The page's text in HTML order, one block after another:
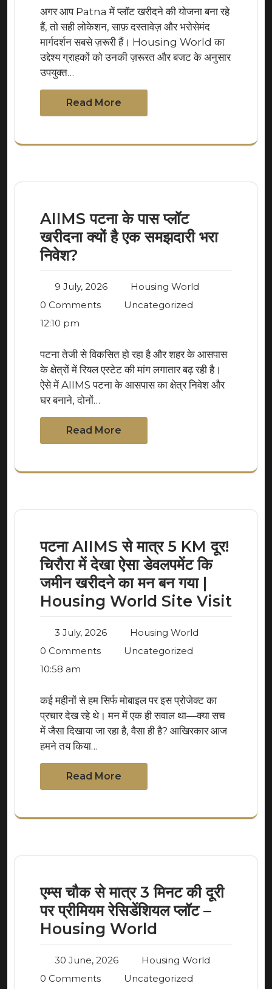
अगर आप Patna में प्लॉट खरीदने की योजना बना रहे
हैं, तो सही लोकेशन, साफ़ दस्तावेज़ और भरोसेमंद
मार्गदर्शन सबसे ज़रूरी हैं। Housing World का
उद्देश्य ग्राहकों को उनकी ज़रूरत और बजट के अनुसार
उपयुक्त…
Read More
AIIMS पटना के पास प्लॉट
खरीदना क्यों है एक समझदारी भरा
निवेश?
9 July, 2026
Housing World
0 Comments
Uncategorized
12:10 pm
पटना तेजी से विकसित हो रहा है और शहर के आसपास
के क्षेत्रों में रियल एस्टेट की मांग लगातार बढ़ रही है।
ऐसे में AIIMS पटना के आसपास का क्षेत्र निवेश और
घर बनाने, दोनों…
Read More
पटना AIIMS से मात्र 5 KM दूर!
चिरौरा में देखा ऐसा डेवलपमेंट कि
जमीन खरीदने का मन बन गया |
Housing World Site Visit
3 July, 2026
Housing World
0 Comments
Uncategorized
10:58 am
कई महीनों से हम सिर्फ मोबाइल पर इस प्रोजेक्ट का
प्रचार देख रहे थे। मन में एक ही सवाल था—क्या सच
में जैसा दिखाया जा रहा है, वैसा ही है? आखिरकार आज
हमने तय किया…
Read More
एम्स चौक से मात्र 3 मिनट की दूरी
पर प्रीमियम रेसिडेंशियल प्लॉट –
Housing World
30 June, 2026
Housing World
0 Comments
Uncategorized